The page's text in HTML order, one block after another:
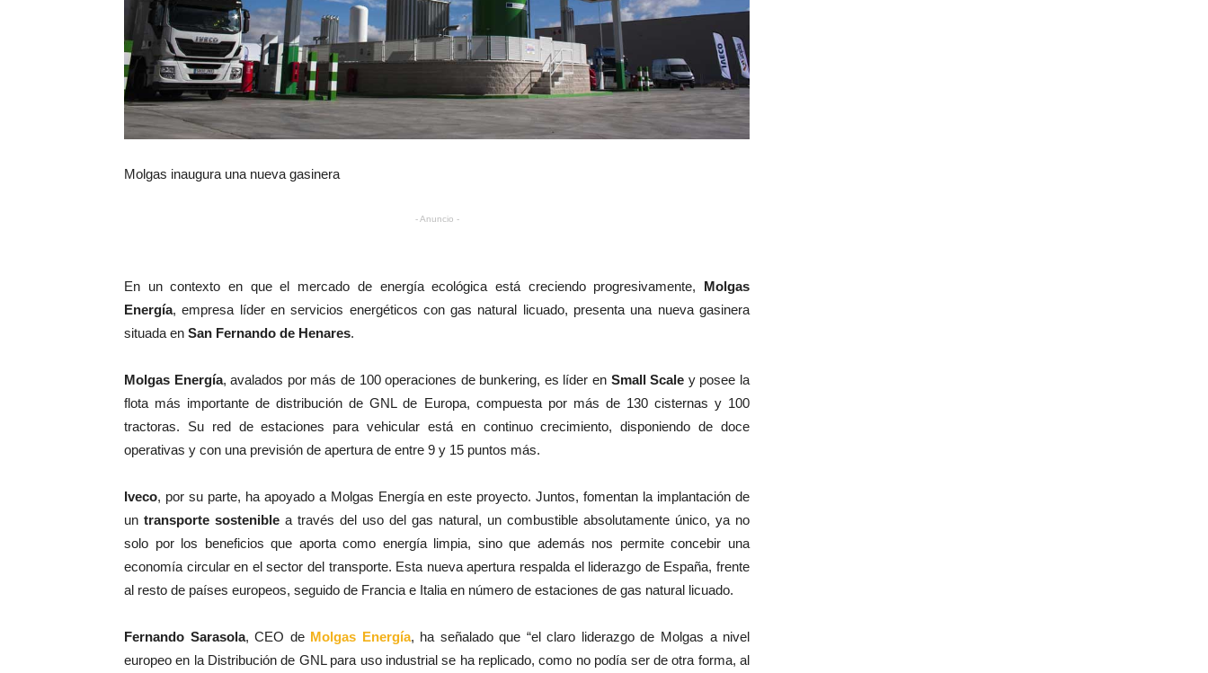
Molgas inaugura una nueva gasinera
- Anuncio -
En un contexto en que el mercado de energía ecológica está creciendo progresivamente, Molgas
Energía, empresa líder en servicios energéticos con gas natural licuado, presenta una nueva gasinera
situada en San Fernando de Henares.
Molgas Energía, avalados por más de 100 operaciones de bunkering, es líder en Small Scale y posee la
flota más importante de distribución de GNL de Europa, compuesta por más de 130 cisternas y 100
tractoras. Su red de estaciones para vehicular está en continuo crecimiento, disponiendo de doce
operativas y con una previsión de apertura de entre 9 y 15 puntos más.
Iveco, por su parte, ha apoyado a Molgas Energía en este proyecto. Juntos, fomentan la implantación de
un transporte sostenible a través del uso del gas natural, un combustible absolutamente único, ya no
solo por los beneficios que aporta como energía limpia, sino que además nos permite concebir una
economía circular en el sector del transporte. Esta nueva apertura respalda el liderazgo de España, frente
al resto de países europeos, seguido de Francia e Italia en número de estaciones de gas natural licuado.
Fernando Sarasola, CEO de Molgas Energía, ha señalado que “el claro liderazgo de Molgas a nivel
europeo en la Distribución de GNL para uso industrial se ha replicado, como no podía ser de otra forma, al